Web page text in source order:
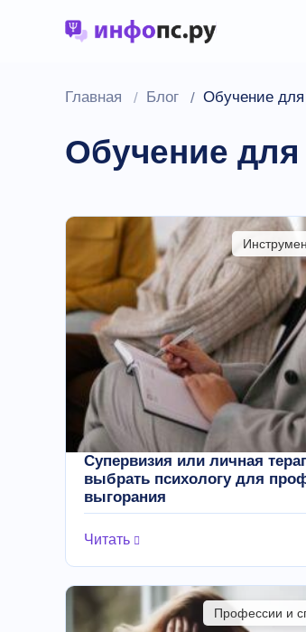
Главная Блог Обучение
Обучение
Супервизия или личная
выбрать психологу для
выгорания
Читать
Профессии и